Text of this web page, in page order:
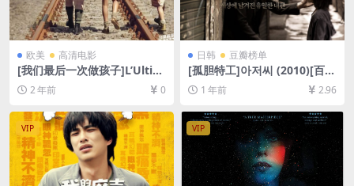
欧美 高清电影
[我们最后一次做孩子]L’Ultim
a Volta Che Siamo Stati Ba
mbini (2023)[百度网盘+夸克
网盘1080P超清未删减资源]
[网盘在线播放/下载][MP4/6.
9GB][中英字幕]
2 年前 0
日韩 豆瓣榜单
[孤胆特工]아저씨 (2010)[百度
网盘+夸克网盘1080P超清未
删减资源][网盘在线播放/下
载][MP4/8.2GB][中文字幕]
1 年前 2.96
VIP VIP